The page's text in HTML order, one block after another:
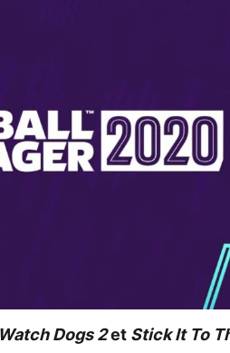
Watch Dogs 2et Stick It To